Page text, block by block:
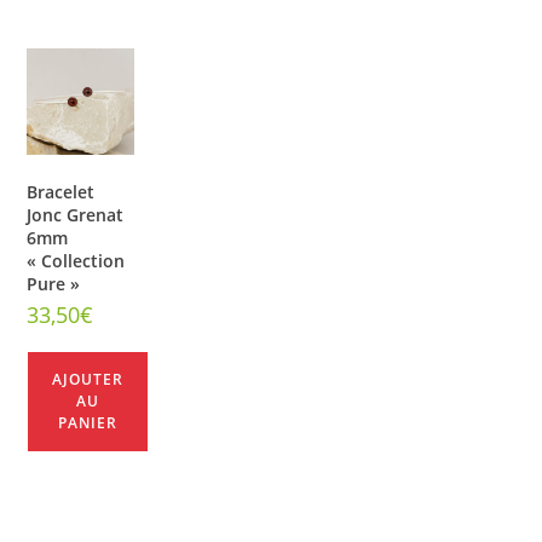
Bracelet
Jonc Grenat
6mm
« Collection
Pure »
33,50€
AJOUTER
AU
PANIER